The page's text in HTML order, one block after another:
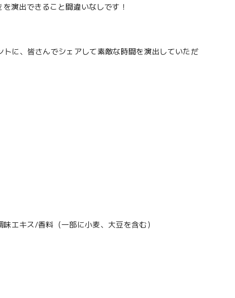
演出できること間違いなしです！
に、皆さんでシェアして素敵な時間を演出していただ
エキス/香料（一部に小麦、大豆を含む）